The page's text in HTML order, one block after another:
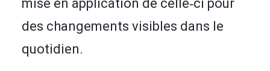
mise en application de celle‑ci pour
des changements visibles dans le
quotidien.